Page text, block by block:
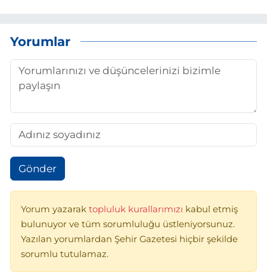
Yorumlar
Gönder
Yorum yazarak topluluk kurallarımızı kabul etmiş
bulunuyor ve tüm sorumluluğu üstleniyorsunuz.
Yazılan yorumlardan Şehir Gazetesi hiçbir şekilde
sorumlu tutulamaz.